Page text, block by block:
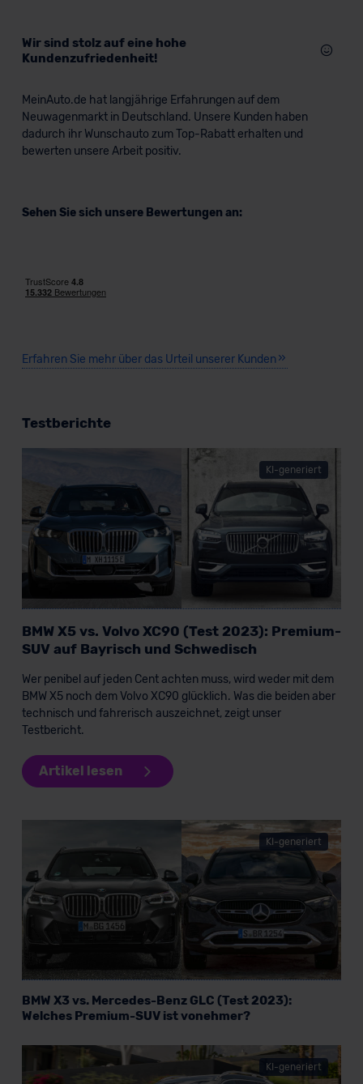
Bald verfügbar
Verkauf startet in Kürze
Wir sind stolz auf eine hohe
Kundenzufriedenheit!
MeinAuto.de hat langjährige Erfahrungen auf dem
Neuwagenmarkt in Deutschland. Unsere Kunden haben
dadurch ihr Wunschauto zum Top-Rabatt erhalten und
bewerten unsere Arbeit positiv.
Sehen Sie sich unsere Bewertungen an:
Erfahren Sie mehr über das Urteil unserer Kunden
Testberichte
KI-generiert
BMW X5 vs. Volvo XC90 (Test 2023): Premium-
SUV auf Bayrisch und Schwedisch
Wer penibel auf jeden Cent achten muss, wird weder mit dem
BMW X5 noch dem Volvo XC90 glücklich. Was die beiden aber
technisch und fahrerisch auszeichnet, zeigt unser
Testbericht.
Artikel lesen
KI-generiert
BMW X3 vs. Mercedes-Benz GLC (Test 2023):
Welches Premium-SUV ist vonehmer?
KI-generiert